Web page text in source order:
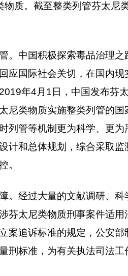
物质。截至整类列管芬太尼
中国积极探索毒品治理之
应国际社会关切，在国内
年4月1日，中国发布芬
尼类物质实施整类列管的
列管等机制更为科学、更
计和总体规划，综合采取
。
经过大量的文献调研、科
芬太尼类物质刑事案件适
案追诉标准的规定，公安
刑标准，为有关执法司法